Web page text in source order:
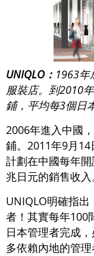
UNIQLO： 1963年
服裝店。到2010
鋪，平均每3個日
2006年進入中國
鋪。2011年9月14
計劃在中國每年
兆日元的銷售收入
UNIQLO明確指
者！其實每年100
日本管理者完成
多依賴內地的管理